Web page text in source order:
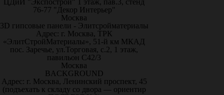
ЦДиИ "Экспострой" 1 этаж, пав.3, стенд
76-77 "Декор Интерьер"
Москва
3D гипсовые панели - Элитсройматериалы
Адрес: г. Москва, ТРК
«ЭлитСтройМатериалы», 51-й км МКАД
пос. Заречье, ул.Торговая, с.2, 1 этаж,
павильон С42/3
Москва
BACKGROUND
Адрес: г. Москва, Ленинский проспект, 45
(подъехать к складу со двора — ориентир